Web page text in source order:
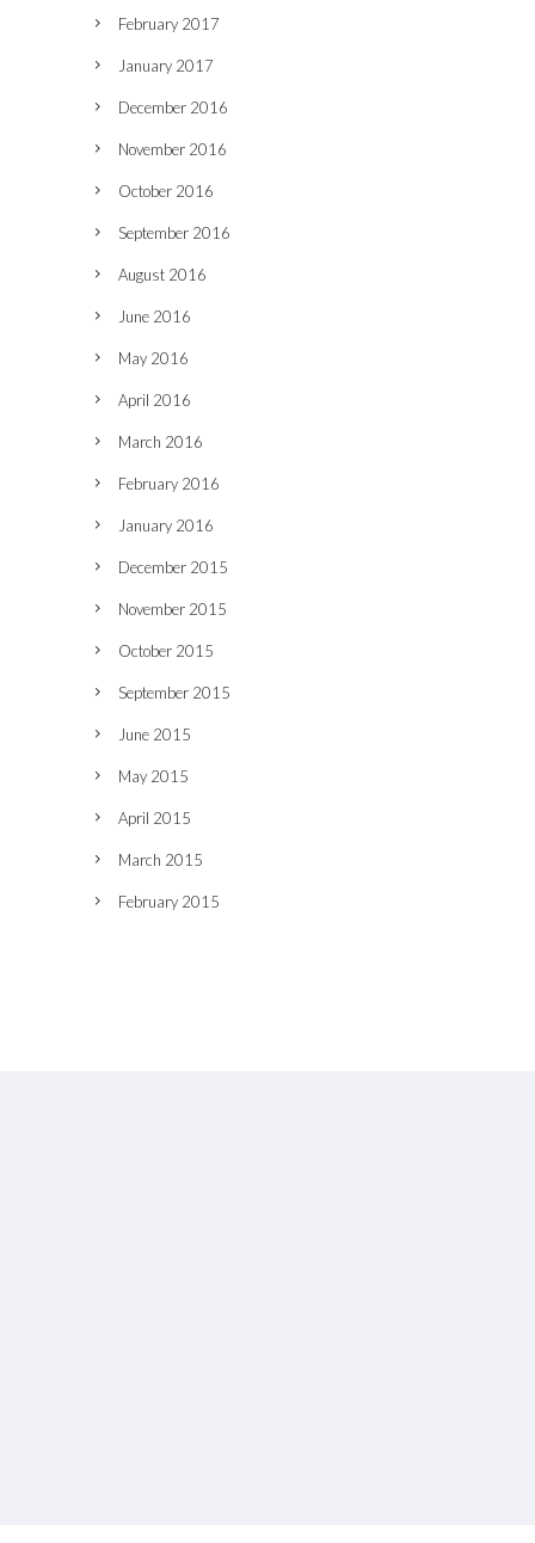
February 2017
January 2017
December 2016
November 2016
October 2016
September 2016
August 2016
June 2016
May 2016
April 2016
March 2016
February 2016
January 2016
December 2015
November 2015
October 2015
September 2015
June 2015
May 2015
April 2015
March 2015
February 2015